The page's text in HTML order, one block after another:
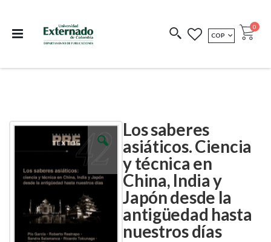
COEDICIONES REDIMIR CÓDIGO
MONEDA
COP Cart
0
Los saberes
asiáticos. Ciencia
y técnica en
China, India y
Japón desde la
antigüedad hasta
nuestros días
Skip
gallery
Skip
gallery